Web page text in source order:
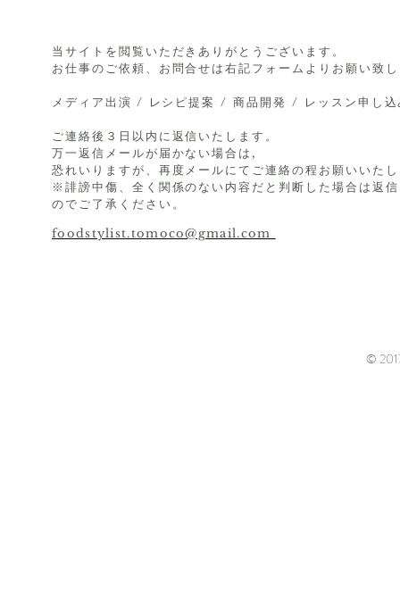
foodstylist.tomoco@gmail.com
当サイトを閲覧いただきありがとうございます。
お仕事のご依頼、お問合せは右記フォームよりお願い致
メディア出演 / レシピ提案 / 商品開発 / レッスン申し
ご連絡後３日以内に返信いたします。
万一返信メールが届かない場合は,
恐れいりますが、再度メールにてご連絡の程お願いいた
※誹謗中傷、全く関係のない内容だと判断した場合は返
のでご了承ください。
©